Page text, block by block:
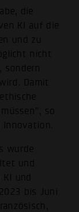
die
KI auf die
und zu
nicht
sondern
Damit
so
wurde
und
und
bis Juni